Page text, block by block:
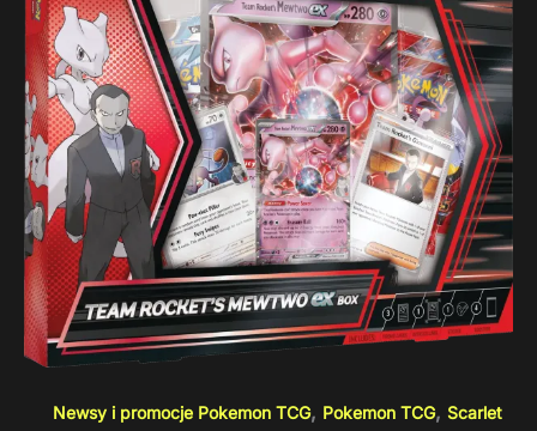
Newsy i promocje Pokemon TCG, Pokemon TCG, Scarlet